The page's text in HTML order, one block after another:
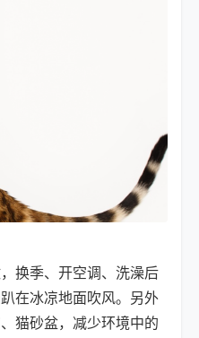
季、开空调、洗澡后
在冰凉地面吹风。另外
猫砂盆，减少环境中的